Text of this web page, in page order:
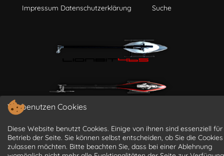
Impressum Datenschutzerklärung
Suche
Wir benutzen Cookies
Diese Website benutzt Cookies. Einige von ihnen sind essenziell
Betrieb der Seite. Sie können selbst entscheiden, ob Sie die Cookies
zulassen möchten. Bitte beachten Sie, dass bei einer Ablehnung